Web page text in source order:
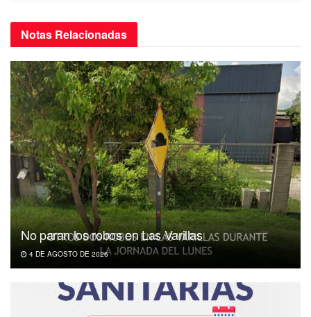
Notas Relacionadas
No paran los robos en Las Varillas
4 DE AGOSTO DE 2026